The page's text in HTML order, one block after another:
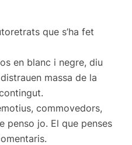
que s’ha fet
en blanc i negre, diu
massa de la
commovedors,
penso jo. El que penses